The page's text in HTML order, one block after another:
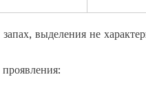
выделения не